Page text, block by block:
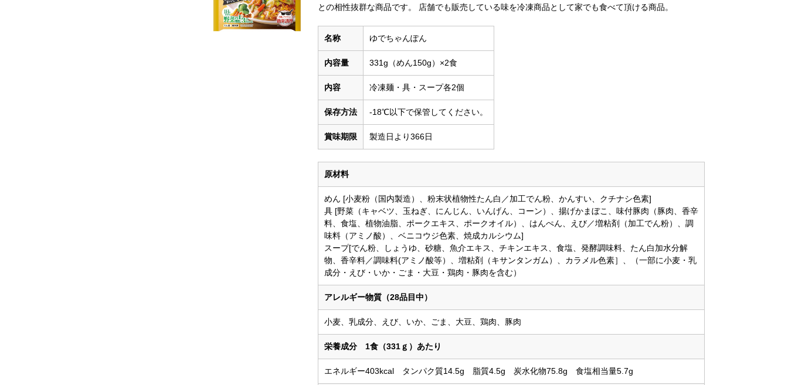
との相性抜群な商品です。 店舗でも販売している味を冷凍商品として家でも食べて頂ける商品。
名称 ゆでちゃんぽん
内容量 331g（めん150g）×2食
内容 冷凍麺・具・スープ各2個
保存方法 -18℃以下で保管してください。
賞味期限 製造日より366日
原材料
めん [小麦粉（国内製造）、粉末状植物性たん白／加工でん粉、かんすい、クチナシ色素]
具 [野菜（キャベツ、玉ねぎ、にんじん、いんげん、コーン）、揚げかまぼこ、味付豚肉（豚肉、香辛
料、食塩、植物油脂、ポークエキス、ポークオイル）、はんぺん、えび／増粘剤（加工でん粉）、調
味料（アミノ酸）、ベニコウジ色素、焼成カルシウム]
スープ[でん粉、しょうゆ、砂糖、魚介エキス、チキンエキス、食塩、発酵調味料、たん白加水分解
物、香辛料／調味料(アミノ酸等）、増粘剤（キサンタンガム）、カラメル色素］、（一部に小麦・乳
成分・えび・いか・ごま・大豆・鶏肉・豚肉を含む）
アレルギー物質（28品目中）
小麦、乳成分、えび、いか、ごま、大豆、鶏肉、豚肉
栄養成分 1食（331ｇ）あたり
エネルギー403kcal タンパク質14.5g 脂質4.5g 炭水化物75.8g 食塩相当量5.7g